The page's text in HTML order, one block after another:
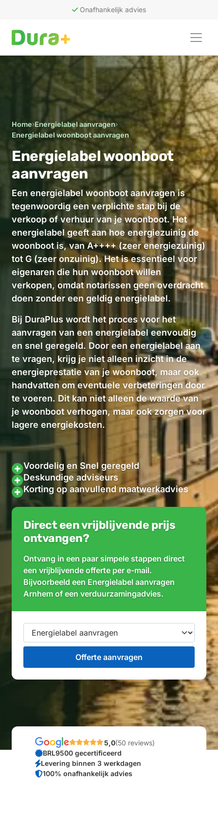
Onafhankelijk advies50
Home›Energielabel aanvragen›
Energielabel woonboot aanvragen
Energielabel woonboot
aanvragen
Een energielabel woonboot aanvragen is
tegenwoordig een verplichte stap bij de
verkoop of verhuur van je woonboot. Het
energielabel geeft aan hoe energiezuinig de
woonboot is, van A++++ (zeer energiezuinig)
tot G (zeer onzuinig). Het is essentieel voor
eigenaren die hun woonboot willen
verkopen, omdat notarissen geen overdracht
doen zonder een geldig energielabel.
Bij DuraPlus wordt het proces voor het
aanvragen van een energielabel eenvoudig
en snel geregeld. Door een energielabel aan
te vragen, krijg je niet alleen inzicht in de
energieprestatie van je woonboot, maar ook
handvatten om eventuele verbeteringen door
te voeren. Dit kan niet alleen de waarde van
je woonboot verhogen, maar ook zorgen voor
lagere energiekosten.
Voordelig en Snel geregeld
Deskundige adviseurs
Korting op aanvullend maatwerkadvies
Direct een vrijblijvende prijs
ontvangen?
Ontvang in een paar simpele stappen direct
een vrijblijvende offerte per e-mail.
Bijvoorbeeld een Energielabel aanvragen
Arnhem of een verduurzamingadvies.
5,0(50 reviews)
BRL9500 gecertificeerd
Levering binnen 3 werkdagen
100% onafhankelijk advies